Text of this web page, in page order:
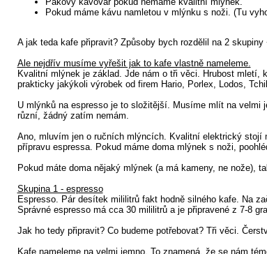
Pokud máme kávu namletou v mlýnku s noži. (Tu
A jak teda kafe připravit? Způsoby bych rozdělil na 2 skupiny
Ale nejdřív musíme vyřešit jak to kafe vlastně nameleme.
Kvalitní mlýnek je základ. Jde nám o tři věci. Hrubost mletí,
prakticky jakýkoli výrobek od firem Hario, Porlex, Lodos,
U mlýnků na espresso je to složitější. Musíme mlít na velmi
různí, žádný zatím nemám.
Ano, mluvím jen o ručních mlýncích. Kvalitní elektrický stojí
přípravu espressa. Pokud máme doma mlýnek s noži,
Pokud máte doma nějaký mlýnek (a má kameny, ne nože),
Skupina 1 - espresso
Espresso. Pár desítek mililitrů fakt hodně silného kafe. Na
Správné espresso má cca 30 mililitrů a je připravené z 7-8
Jak ho tedy připravit? Co budeme potřebovat? Tři věci.
Kafe nameleme na velmi jemno. To znamená, že se nám